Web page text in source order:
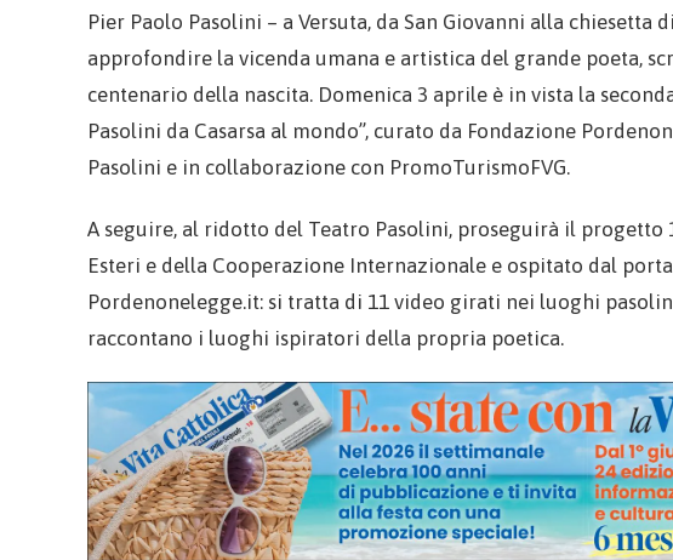
Pier Paolo Pasolini – a Versuta, da San Giovanni alla
approfondire la vicenda umana e artistica del grande poeta,
centenario della nascita. Domenica 3 aprile è in vista la
Pasolini da Casarsa al mondo”, curato da Fondazione
Pasolini e in collaborazione con PromoTurismoFVG.
A seguire, al ridotto del Teatro Pasolini, proseguirà il
Esteri e della Cooperazione Internazionale e ospitato dal
Pordenonelegge.it: si tratta di 11 video girati nei luoghi
raccontano i luoghi ispiratori della propria poetica.